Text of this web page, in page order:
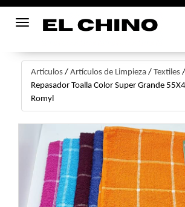
Toggle navigation
Artículos / Artículos de Limpieza / Textiles /
Repasador Toalla Color Super Grande
Romyl